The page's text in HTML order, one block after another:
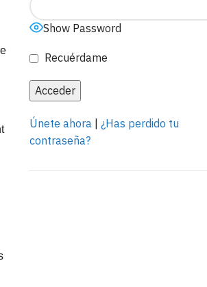
Show Password
Recuérdame
Únete ahora| ¿Has perdido tu
contraseña?